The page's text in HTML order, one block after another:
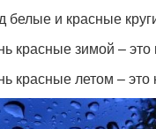
белые и красные
красные зимой – это
красные летом – это